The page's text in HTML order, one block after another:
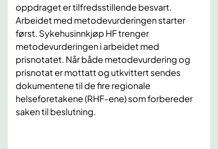
oppdraget er tilfredsstillende besvart.
Arbeidet med metodevurderingen starter
først. Sykehusinnkjøp HF trenger
metodevurderingen i arbeidet med
prisnotatet. Når både metodevurdering og
prisnotat er mottatt og utkvittert sendes
dokumentene til de fire regionale
helseforetakene (RHF-ene) som forbereder
saken til beslutning.